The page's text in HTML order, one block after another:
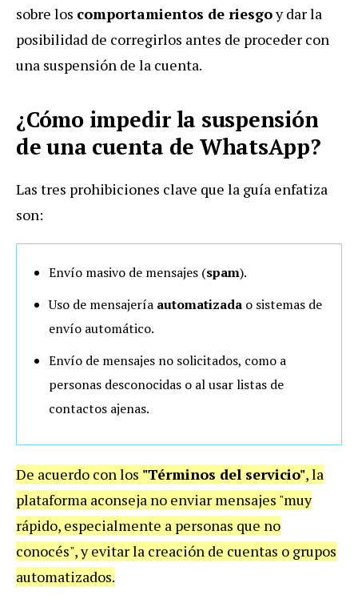
sobre los comportamientos de riesgoy dar la
posibilidad de corregirlos antes de proceder con
una suspensión de la cuenta.
¿Cómo impedir la suspensión
de una cuenta de WhatsApp?
Las tres prohibiciones clave que la guía enfatiza
son:
Envío masivo de mensajes (spam).
Uso de mensajería automatizada o sistemas de
envío automático.
Envío de mensajes no solicitados, como a
personas desconocidas o al usar listas de
contactos ajenas.
De acuerdo con los "Términos del servicio", la
plataforma aconseja no enviar mensajes "muy
rápido, especialmente a personas que no
conocés", y evitar la creación de cuentas o grupos
automatizados.